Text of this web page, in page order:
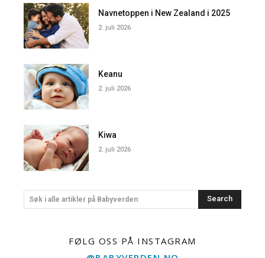
Navnetoppen i New Zealand i 2025
2. juli 2026
Keanu
2. juli 2026
Kiwa
2. juli 2026
Søk i alle artikler på Babyverden Search
FØLG OSS PÅ INSTAGRAM